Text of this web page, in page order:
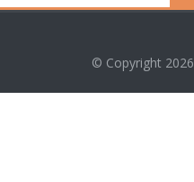
© Copyright 2026